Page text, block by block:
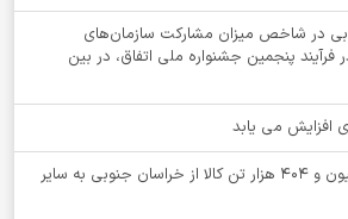
جنوبی در شاخص میزان مشارکت سازمان‌های
فرآیند پنجمین جشنواره ملی اتفاق، در بین
افزایش می یابد
جابه جایی بیش از 2 میلیون و 404 هزار تن کالا از خراسان جنوبی به سایر